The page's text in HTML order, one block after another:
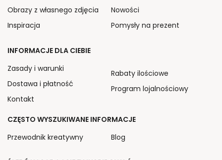
Obrazy z własnego zdjęcia
Inspiracja
Nowości
Pomysły na prezent
INFORMACJE DLA CIEBIE
Zasady i warunki
Dostawa i płatność
Kontakt
Rabaty ilościowe
Program lojalnościowy
CZĘSTO WYSZUKIWANE INFORMACJE
Przewodnik kreatywny
Blog